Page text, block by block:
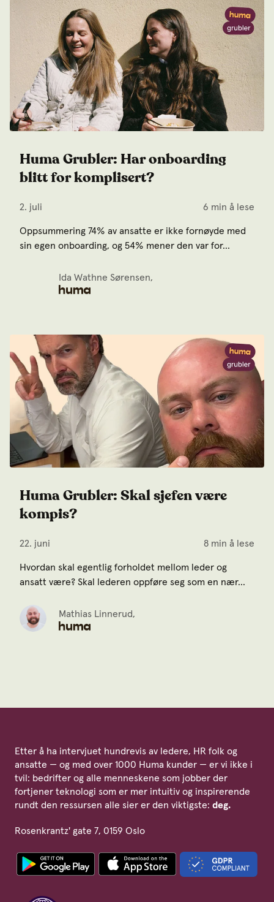
Huma Grubler: Har onboarding
blitt for komplisert?
2. juli 6 min å lese
Oppsummering 74% av ansatte er ikke fornøyde med
sin egen onboarding, og 54% mener den var for...
Ida Wathne Sørensen,
Huma Grubler: Skal sjefen være
kompis?
22. juni 8 min å lese
Hvordan skal egentlig forholdet mellom leder og
ansatt være? Skal lederen oppføre seg som en nær...
Mathias Linnerud,
Etter å ha intervjuet hundrevis av ledere, HR folk og
ansatte — og med over 1000 Huma kunder — er vi ikke i
tvil: bedrifter og alle menneskene som jobber der
fortjener teknologi som er mer intuitiv og inspirerende
rundt den ressursen alle sier er den viktigste: deg.
Rosenkrantz' gate 7, 0159 Oslo